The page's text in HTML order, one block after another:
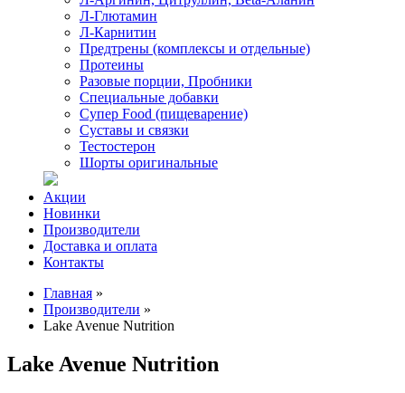
Л-Глютамин
Л-Карнитин
Предтрены (комплексы и отдельные)
Протеины
Разовые порции, Пробники
Специальные добавки
Супер Food (пищеварение)
Суставы и связки
Тестостерон
Шорты оригинальные
Акции
Новинки
Производители
Доставка и оплата
Контакты
Главная »
Производители »
Lake Avenue Nutrition
Lake Avenue Nutrition